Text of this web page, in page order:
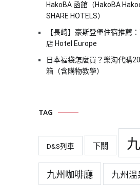
HakoBA 函館（HakoBA
SHARE HOTELS）
【長崎】豪斯登堡住宿推薦
店 Hotel Europe
日本福袋怎麼買？樂淘代購
箱（含購物教學）
TAG
D&S列車 下關
九州咖啡廳 九州溫